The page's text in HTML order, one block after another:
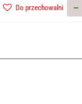
Do przechowalni